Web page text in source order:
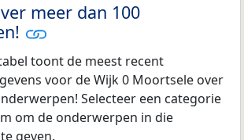
meer dan 100
toont de meest recent
voor de Wijk 0 Moortsele over
Selecteer een categorie
om de onderwerpen in die
geven.